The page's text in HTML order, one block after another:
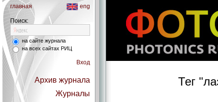
главная eng
Поиск:
на сайте журнала
на всех сайтах РИЦ
Вход
Архив журнала
Журналы
Тег